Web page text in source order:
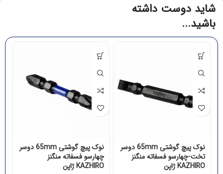
شاید دوست داشته
باشید...
نوک پیچ گوشتی 65mm دوسر
تخت-چهارسو فسفاته منگنز
KAZHIRO ژاپن
نوک پیچ گوشتی 65mm دوسر
چهارسو فسفاته منگنز
KAZHIRO ژاپن